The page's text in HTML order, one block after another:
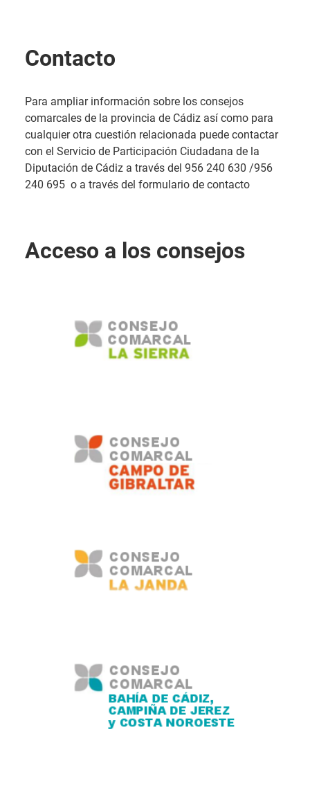
Contacto
Para ampliar información sobre los consejos
comarcales de la provincia de Cádiz así como para
cualquier otra cuestión relacionada puede contactar
con el Servicio de Participación Ciudadana de la
Diputación de Cádiz a través del 956 240 630 /956
240 695 o a través del formulario de contacto
Acceso a los consejos